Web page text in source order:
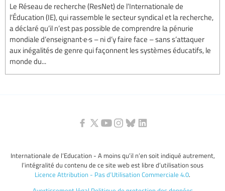
Le Réseau de recherche (ResNet) de l’Internationale de
l’Éducation (IE), qui rassemble le secteur syndical et la recherche,
a déclaré qu’il n’est pas possible de comprendre la pénurie
mondiale d’enseignant·e·s – ni d’y faire face – sans s’attaquer
aux inégalités de genre qui façonnent les systèmes éducatifs, le
monde du...
Internationale de l’Education - A moins qu’il n’en soit indiqué autrement,
l’intégralité du contenu de ce site web est libre d’utilisation sous
Licence Attribution - Pas d’Utilisation Commerciale 4.0.